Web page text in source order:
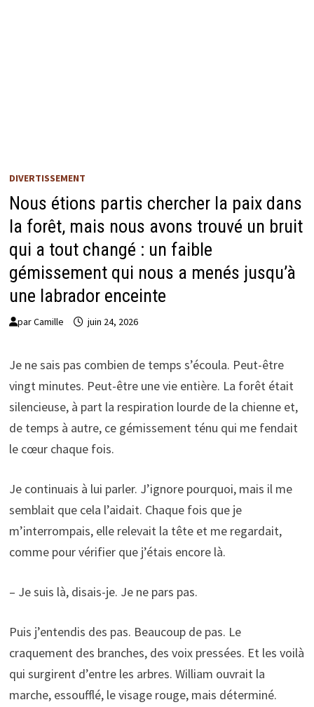
DIVERTISSEMENT
Nous étions partis chercher la paix dans
la forêt, mais nous avons trouvé un bruit
qui a tout changé : un faible
gémissement qui nous a menés jusqu’à
une labrador enceinte
parCamille juin 24, 2026
Je ne sais pas combien de temps s’écoula. Peut-être
vingt minutes. Peut-être une vie entière. La forêt était
silencieuse, à part la respiration lourde de la chienne et,
de temps à autre, ce gémissement ténu qui me fendait
le cœur chaque fois.
Je continuais à lui parler. J’ignore pourquoi, mais il me
semblait que cela l’aidait. Chaque fois que je
m’interrompais, elle relevait la tête et me regardait,
comme pour vérifier que j’étais encore là.
– Je suis là, disais-je. Je ne pars pas.
Puis j’entendis des pas. Beaucoup de pas. Le
craquement des branches, des voix pressées. Et les voilà
qui surgirent d’entre les arbres. William ouvrait la
marche, essoufflé, le visage rouge, mais déterminé.